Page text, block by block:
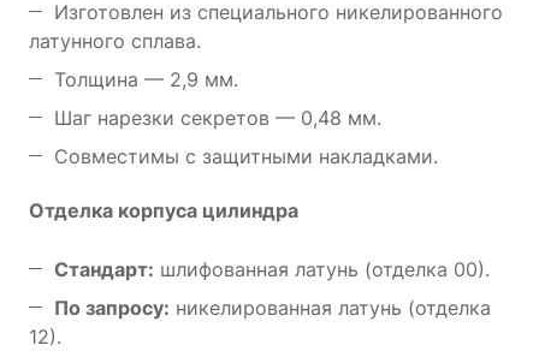
Изготовлен из специального никелированного
латунного сплава.
Толщина — 2,9 мм.
Шаг нарезки секретов — 0,48 мм.
Совместимы с защитными накладками.
Отделка корпуса цилиндра
Стандарт: шлифованная латунь (отделка 00).
По запросу: никелированная латунь (отделка
12).